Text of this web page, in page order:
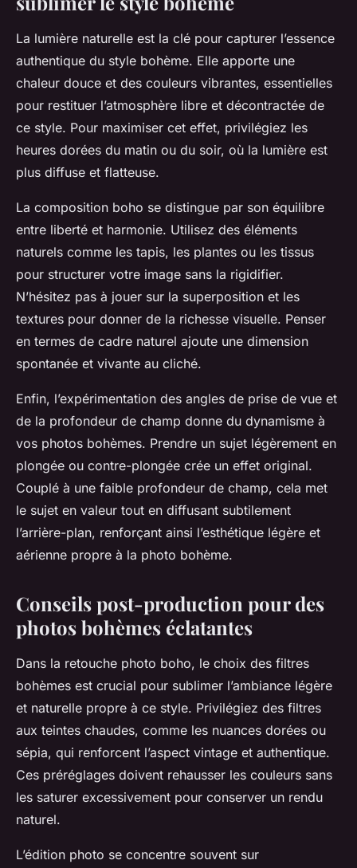
La lumière naturelle est la clé pour capturer l’essence
authentique du style bohème. Elle apporte une
chaleur douce et des couleurs vibrantes, essentielles
pour restituer l’atmosphère libre et décontractée de
ce style. Pour maximiser cet effet, privilégiez les
heures dorées du matin ou du soir, où la lumière est
plus diffuse et flatteuse.
La composition boho se distingue par son équilibre
entre liberté et harmonie. Utilisez des éléments
naturels comme les tapis, les plantes ou les tissus
pour structurer votre image sans la rigidifier.
N’hésitez pas à jouer sur la superposition et les
textures pour donner de la richesse visuelle. Penser
en termes de cadre naturel ajoute une dimension
spontanée et vivante au cliché.
Enfin, l’expérimentation des angles de prise de vue et
de la profondeur de champ donne du dynamisme à
vos photos bohèmes. Prendre un sujet légèrement en
plongée ou contre-plongée crée un effet original.
Couplé à une faible profondeur de champ, cela met
le sujet en valeur tout en diffusant subtilement
l’arrière-plan, renforçant ainsi l’esthétique légère et
aérienne propre à la photo bohème.
Conseils post-production pour des
photos bohèmes éclatantes
Dans la retouche photo boho, le choix des filtres
bohèmes est crucial pour sublimer l’ambiance légère
et naturelle propre à ce style. Privilégiez des filtres
aux teintes chaudes, comme les nuances dorées ou
sépia, qui renforcent l’aspect vintage et authentique.
Ces préréglages doivent rehausser les couleurs sans
les saturer excessivement pour conserver un rendu
naturel.
L’édition photo se concentre souvent sur